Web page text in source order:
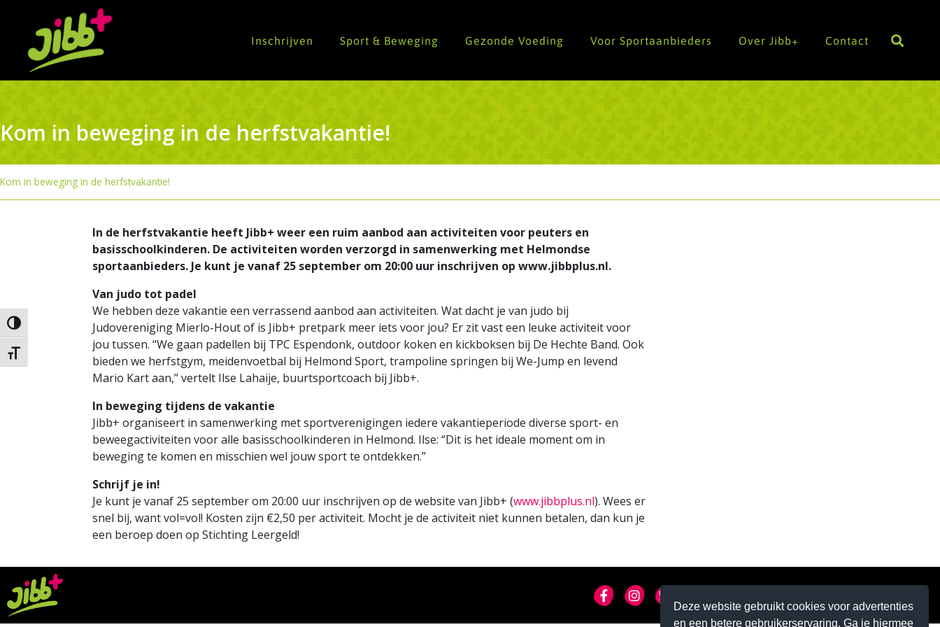
Deze website gebruikt cookies voor advertenties
en een betere gebruikerservaring. Ga je hiermee
Keuze voor hoog contrast
Kies grootte van het lettertype
Inschrijven Sport & Beweging Gezonde Voeding Voor Sportaanbieders Over Jibb+ Contact
Kom in beweging in de herfstvakantie!
Kom in beweging in de herfstvakantie!
In de herfstvakantie heeft Jibb+ weer een ruim aanbod aan activiteiten voor peuters en
basisschoolkinderen. De activiteiten worden verzorgd in samenwerking met Helmondse
sportaanbieders. Je kunt je vanaf 25 september om 20:00 uur inschrijven op www.jibbplus.nl.
Van judo tot padel
We hebben deze vakantie een verrassend aanbod aan activiteiten. Wat dacht je van judo bij
Judovereniging Mierlo-Hout of is Jibb+ pretpark meer iets voor jou? Er zit vast een leuke activiteit voor
jou tussen. “We gaan padellen bij TPC Espendonk, outdoor koken en kickboksen bij De Hechte Band. Ook
bieden we herfstgym, meidenvoetbal bij Helmond Sport, trampoline springen bij We-Jump en levend
Mario Kart aan,” vertelt Ilse Lahaije, buurtsportcoach bij Jibb+.
In beweging tijdens de vakantie
Jibb+ organiseert in samenwerking met sportverenigingen iedere vakantieperiode diverse sport- en
beweegactiviteiten voor alle basisschoolkinderen in Helmond. Ilse: “Dit is het ideale moment om in
beweging te komen en misschien wel jouw sport te ontdekken.”
Schrijf je in!
Je kunt je vanaf 25 september om 20:00 uur inschrijven op de website van Jibb+ (www.jibbplus.nl). Wees er
snel bij, want vol=vol! Kosten zijn €2,50 per activiteit. Mocht je de activiteit niet kunnen betalen, dan kun je
een beroep doen op Stichting Leergeld!